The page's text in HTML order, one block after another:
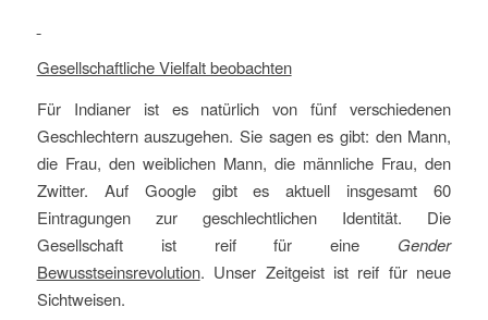
Gesellschaftliche Vielfalt beobachten
Für Indianer ist es natürlich von fünf verschiedenen
Geschlechtern auszugehen. Sie sagen es gibt: den Mann,
die Frau, den weiblichen Mann, die männliche Frau, den
Zwitter. Auf Google gibt es aktuell insgesamt 60
Eintragungen zur geschlechtlichen Identität. Die
Gesellschaft ist reif für eine Gender
Bewusstseinsrevolution. Unser Zeitgeist ist reif für neue
Sichtweisen.